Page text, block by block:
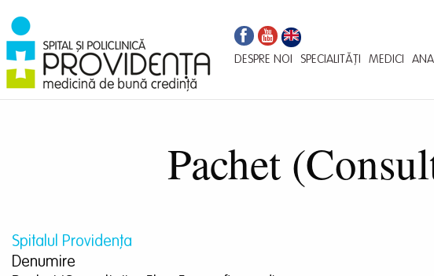
la
conţinutul
principal
Navigare
principală
DESPRE NOI SPECIALITĂȚI MEDICI
Pachet
Spitalul Providența
Denumire